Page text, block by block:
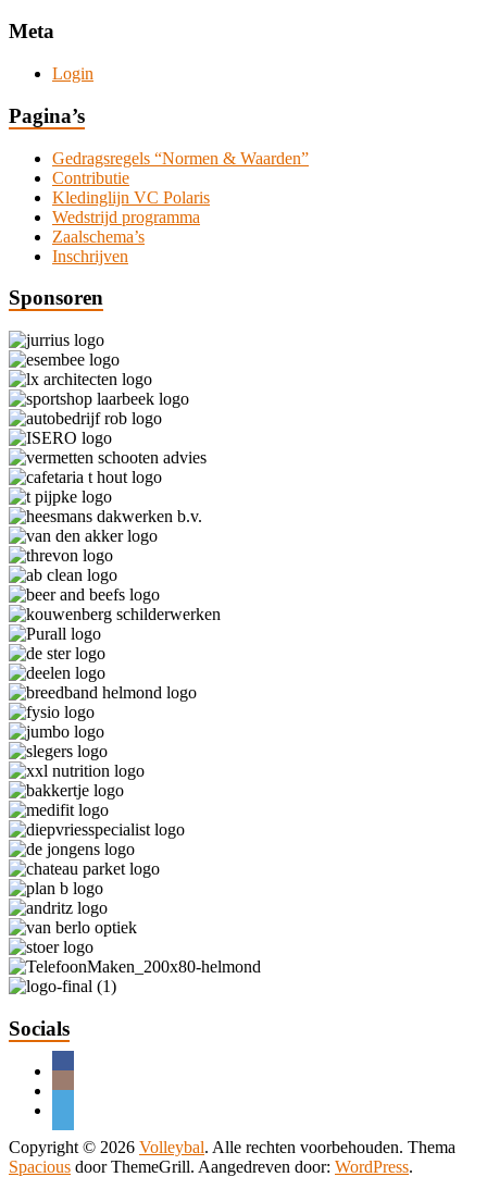
Meta
Login
Pagina’s
Gedragsregels “Normen & Waarden”
Contributie
Kledinglijn VC Polaris
Wedstrijd programma
Zaalschema’s
Inschrijven
Sponsoren
Socials
Copyright © 2026 Volleybal. Alle rechten voorbehouden. Thema
Spacious door ThemeGrill. Aangedreven door: WordPress.